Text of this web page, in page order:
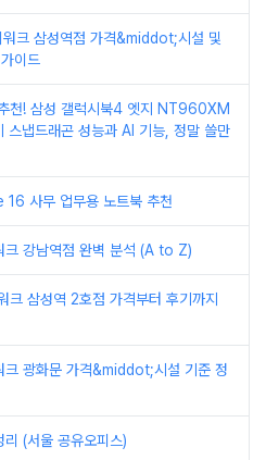
워크 삼성역점 가격&middot;시설 및
이드
천! 삼성 갤럭시북4 엣지 NT960XM
스냅드래곤 성능과 AI 기능, 정말 쓸만
사무 업무용 노트북 추천
크 강남역점 완벽 분석 (A to Z)
크 삼성역 2호점 가격부터 후기까지
크 광화문 가격&middot;시설 기준 정
(서울 공유오피스)